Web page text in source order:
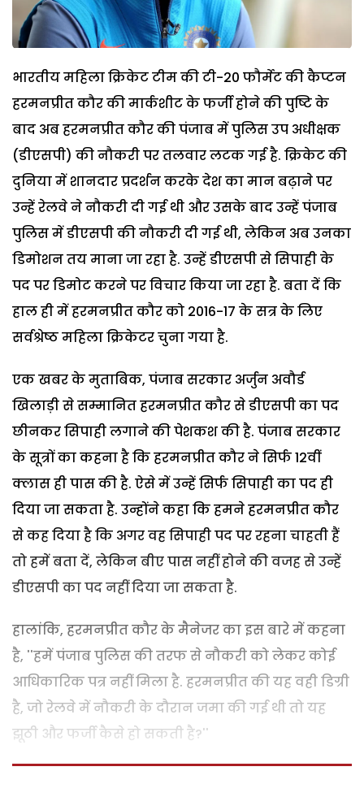
भारतीय महिला क्रिकेट टीम की टी-20 फौर्मेट की कैप्टन
हरमनप्रीत कौर की मार्कशीट के फर्जी होने की पुष्टि के
बाद अब हरमनप्रीत कौर की पंजाब में पुलिस उप अधीक्षक
(डीएसपी) की नौकरी पर तलवार लटक गई है. क्रिकेट की
दुनिया में शानदार प्रदर्शन करके देश का मान बढ़ाने पर
उन्हें रेलवे ने नौकरी दी गई थी और उसके बाद उन्हें पंजाब
पुलिस में डीएसपी की नौकरी दी गई थी, लेकिन अब उनका
डिमोशन तय माना जा रहा है. उन्हें डीएसपी से सिपाही के
पद पर डिमोट करने पर विचार किया जा रहा है. बता दें कि
हाल ही में हरमनप्रीत कौर को 2016-17 के सत्र के लिए
सर्वश्रेष्ठ महिला क्रिकेटर चुना गया है.
एक खबर के मुताबिक, पंजाब सरकार अर्जुन अवौर्ड
खिलाड़ी से सम्मानित हरमनप्रीत कौर से डीएसपी का पद
छीनकर सिपाही लगाने की पेशकश की है. पंजाब सरकार
के सूत्रों का कहना है कि हरमनप्रीत कौर ने सिर्फ 12वीं
क्लास ही पास की है. ऐसे में उन्हें सिर्फ सिपाही का पद ही
दिया जा सकता है. उन्होंने कहा कि हमने हरमनप्रीत कौर
से कह दिया है कि अगर वह सिपाही पद पर रहना चाहती हैं
तो हमें बता दें, लेकिन बीए पास नहीं होने की वजह से उन्हें
डीएसपी का पद नहीं दिया जा सकता है.
हालांकि, हरमनप्रीत कौर के मैनेजर का इस बारे में कहना
है, ''हमें पंजाब पुलिस की तरफ से नौकरी को लेकर कोई
आधिकारिक पत्र नहीं मिला है. हरमनप्रीत की यह वही डिग्री
है, जो रेलवे में नौकरी के दौरान जमा की गई थी तो यह
झूठी और फर्जी कैसे हो सकती है?''